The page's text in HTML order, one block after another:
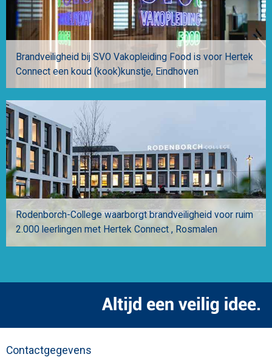
Brandveiligheid bij SVO Vakopleiding Food is voor Hertek
Connect een koud (kook)kunstje
Eindhoven
Rodenborch-College waarborgt brandveiligheid voor ruim
2.000 leerlingen met Hertek Connect
Rosmalen
Contactgegevens